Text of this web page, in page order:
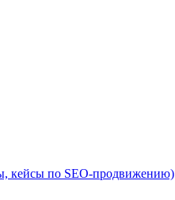
кейсы по SEO-продвижению)